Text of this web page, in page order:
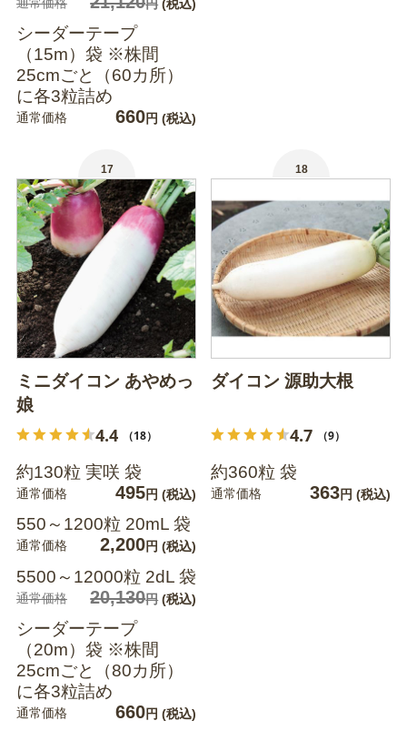
円(税込)
シーダーテープ
（15m）袋 ※株間
25cmごと（60カ所）
に各3粒詰め
通常価格 660円 (税込)
17
ミニダイコン あやめっ
娘
4.4 （18）
約130粒 実咲 袋
通常価格 495円 (税込)
550～1200粒 20mL 袋
通常価格 2,200円 (税込)
5500～12000粒 2dL 袋
通常価格 20,130円(税込)
シーダーテープ
（20m）袋 ※株間
25cmごと（80カ所）
に各3粒詰め
通常価格 660円 (税込)
18
ダイコン 源助大根
4.7 （9）
約360粒 袋
通常価格 363円 (税込)